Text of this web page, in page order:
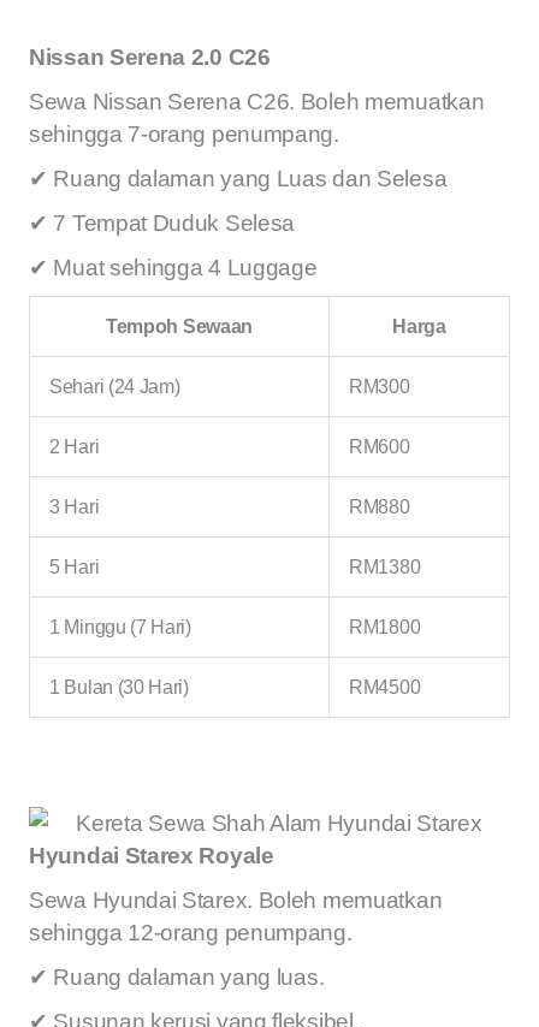
Nissan Serena 2.0 C26
Sewa Nissan Serena C26. Boleh memuatkan
sehingga 7-orang penumpang.
✔ Ruang dalaman yang Luas dan Selesa
✔ 7 Tempat Duduk Selesa
✔ Muat sehingga 4 Luggage
Tempoh Sewaan Harga
Sehari (24 Jam) RM300
2 Hari RM600
3 Hari RM880
5 Hari RM1380
1 Minggu (7 Hari) RM1800
1 Bulan (30 Hari) RM4500
Hyundai Starex Royale
Sewa Hyundai Starex. Boleh memuatkan
sehingga 12-orang penumpang.
✔ Ruang dalaman yang luas.
✔ Susunan kerusi yang fleksibel.